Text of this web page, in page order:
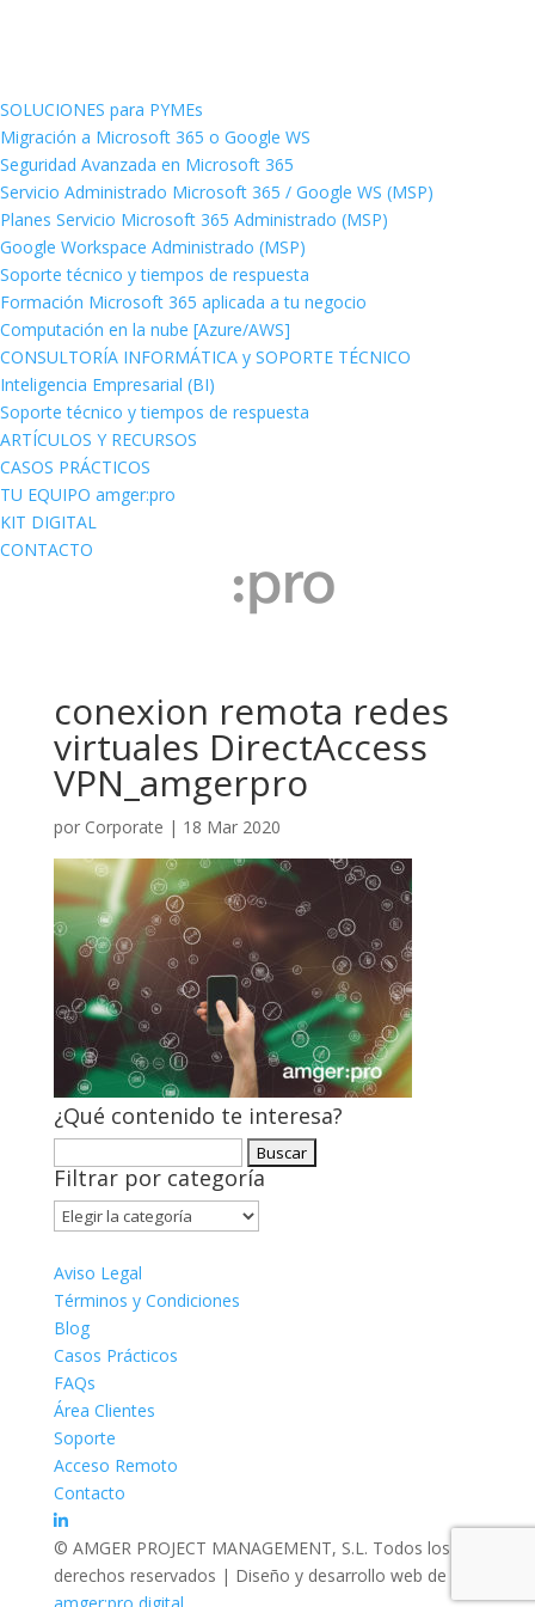
SOLUCIONES para PYMEs
Migración a Microsoft 365 o Google WS
Seguridad Avanzada en Microsoft 365
Servicio Administrado Microsoft 365 / Google WS (MSP)
Planes Servicio Microsoft 365 Administrado (MSP)
Google Workspace Administrado (MSP)
Soporte técnico y tiempos de respuesta
Formación Microsoft 365 aplicada a tu negocio
Computación en la nube [Azure/AWS]
CONSULTORÍA INFORMÁTICA y SOPORTE TÉCNICO
Inteligencia Empresarial (BI)
Soporte técnico y tiempos de respuesta
ARTÍCULOS Y RECURSOS
CASOS PRÁCTICOS
TU EQUIPO amger:pro
KIT DIGITAL
CONTACTO
conexion remota redes
virtuales DirectAccess
VPN_amgerpro
por Corporate | 18 Mar 2020
¿Qué contenido te interesa?
Filtrar por categoría
Filtrar
categoría
Aviso Legal
Términos y Condiciones
Blog
Casos Prácticos
FAQs
Área Clientes
Soporte
Acceso Remoto
Contacto
© AMGER PROJECT MANAGEMENT, S.L. Todos los
derechos reservados | Diseño y desarrollo web de